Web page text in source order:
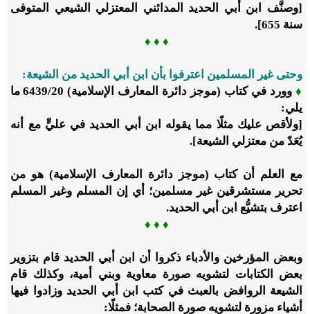
[وصنَّف ابن أبي الحديد المدائني المعتزلي الشيعي المتوفى
سنة 655
].
♦
♦
♦
وحتى غير المسلمين اعترفوا بأن ابن أبي الحديد من الشيعة:
♦وورد في كتاب (موجز دائرة المعارف الإسلامية) 20
/‏
6439ما
يلي:
[ولأقص عليك مثلًا مما يقوله ابن أبي الحديد في عليٍّ مع أنه
يُعَدّ من معتزلي الشيعة].
مع العلم أن كتاب (موجز دائرة المعارف الإسلامية) هو من
تحرير مستشرقين غير مسلمين؛ أي إن المسلم وغير المسلم
اعترف بتشيُّع ابن أبي الحديد.
♦ ♦ ♦
وبعض المؤرخين والأدباء ذكروا أن ابن أبي الحديد قام بتزوير
بعض الكتابات لتشويه صورة معاوية وبني أمية، وكذلك قام
الشيعة الروافض بالعبث في كتب ابن أبي الحديد وزادوا فيها
أشياء مزورة لتشويه صورة الصحابة؛ فمثلًا: